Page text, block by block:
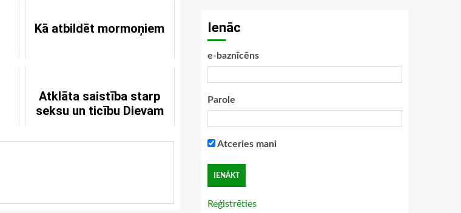
Kā atbildēt mormoņiem
Atklāta saistība starp
seksu un ticību Dievam
Ienāc
e-baznīcēns
Parole
Atceries mani
Reģistrēties